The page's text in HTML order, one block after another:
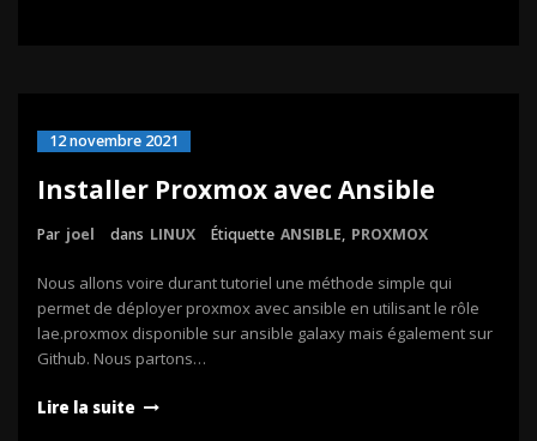
12 novembre 2021
Installer Proxmox avec Ansible
Par joel dans LINUX Étiquette ANSIBLE, PROXMOX
Nous allons voire durant tutoriel une méthode simple qui
permet de déployer proxmox avec ansible en utilisant le rôle
lae.proxmox disponible sur ansible galaxy mais également sur
Github. Nous partons…
Lire la suite